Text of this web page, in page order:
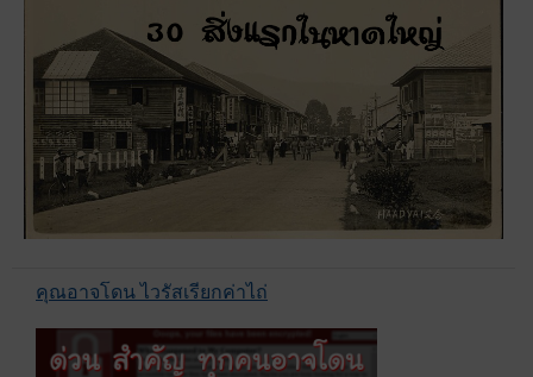
คุณอาจโดน ไวรัสเรียกค่าไถ่